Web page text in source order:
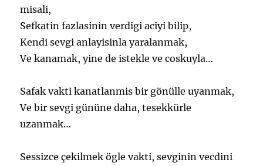
misali,
Sefkatin fazlasinin verdigi aciyi bilip,
Kendi sevgi anlayisinla yaralanmak,
Ve kanamak, yine de istekle ve coskuyla…
Safak vakti kanatlanmis bir gönülle uyanmak,
Ve bir sevgi gününe daha, tesekkürle
uzanmak…
Sessizce çekilmek ögle vakti, sevginin vecdini